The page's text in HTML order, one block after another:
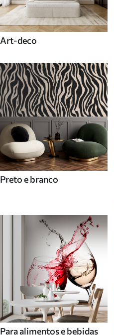
Art-deco
Preto e branco
Para alimentos e bebidas